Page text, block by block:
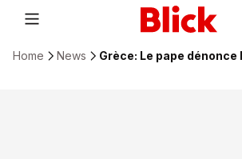
Home News Grèce: Le pape